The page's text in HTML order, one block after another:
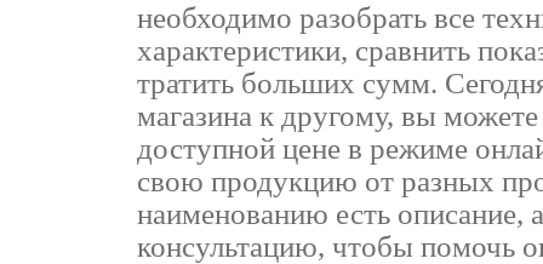
необходимо разобрать все
характеристики, сравнить
тратить больших сумм.
магазина к другому, вы
доступной цене в режиме
свою продукцию от разных
наименованию есть описание,
консультацию, чтобы помочь